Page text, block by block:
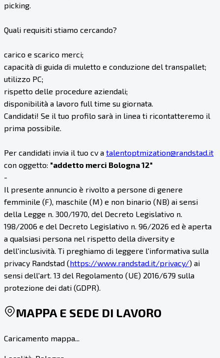
picking.
Quali requisiti stiamo cercando?
carico e scarico merci;
capacità di guida di muletto e conduzione del transpallet;
utilizzo PC;
rispetto delle procedure aziendali;
disponibilità a lavoro full time su giornata.
Candidati! Se il tuo profilo sarà in linea ti ricontatteremo il
prima possibile.
Per candidati invia il tuo cv a talentoptmization@randstad.it
con oggetto: "addetto merci Bologna 12"
-
Il presente annuncio è rivolto a persone di genere
femminile (F), maschile (M) e non binario (NB) ai sensi
della Legge n. 300/1970, del Decreto Legislativo n.
198/2006 e del Decreto Legislativo n. 96/2026 ed è aperta
a qualsiasi persona nel rispetto della diversity e
dell'inclusività. Ti preghiamo di leggere l'informativa sulla
privacy Randstad (https://www.randstad.it/privacy/) ai
sensi dell'art. 13 del Regolamento (UE) 2016/679 sulla
protezione dei dati (GDPR).
MAPPA E SEDE DI LAVORO
Caricamento mappa...